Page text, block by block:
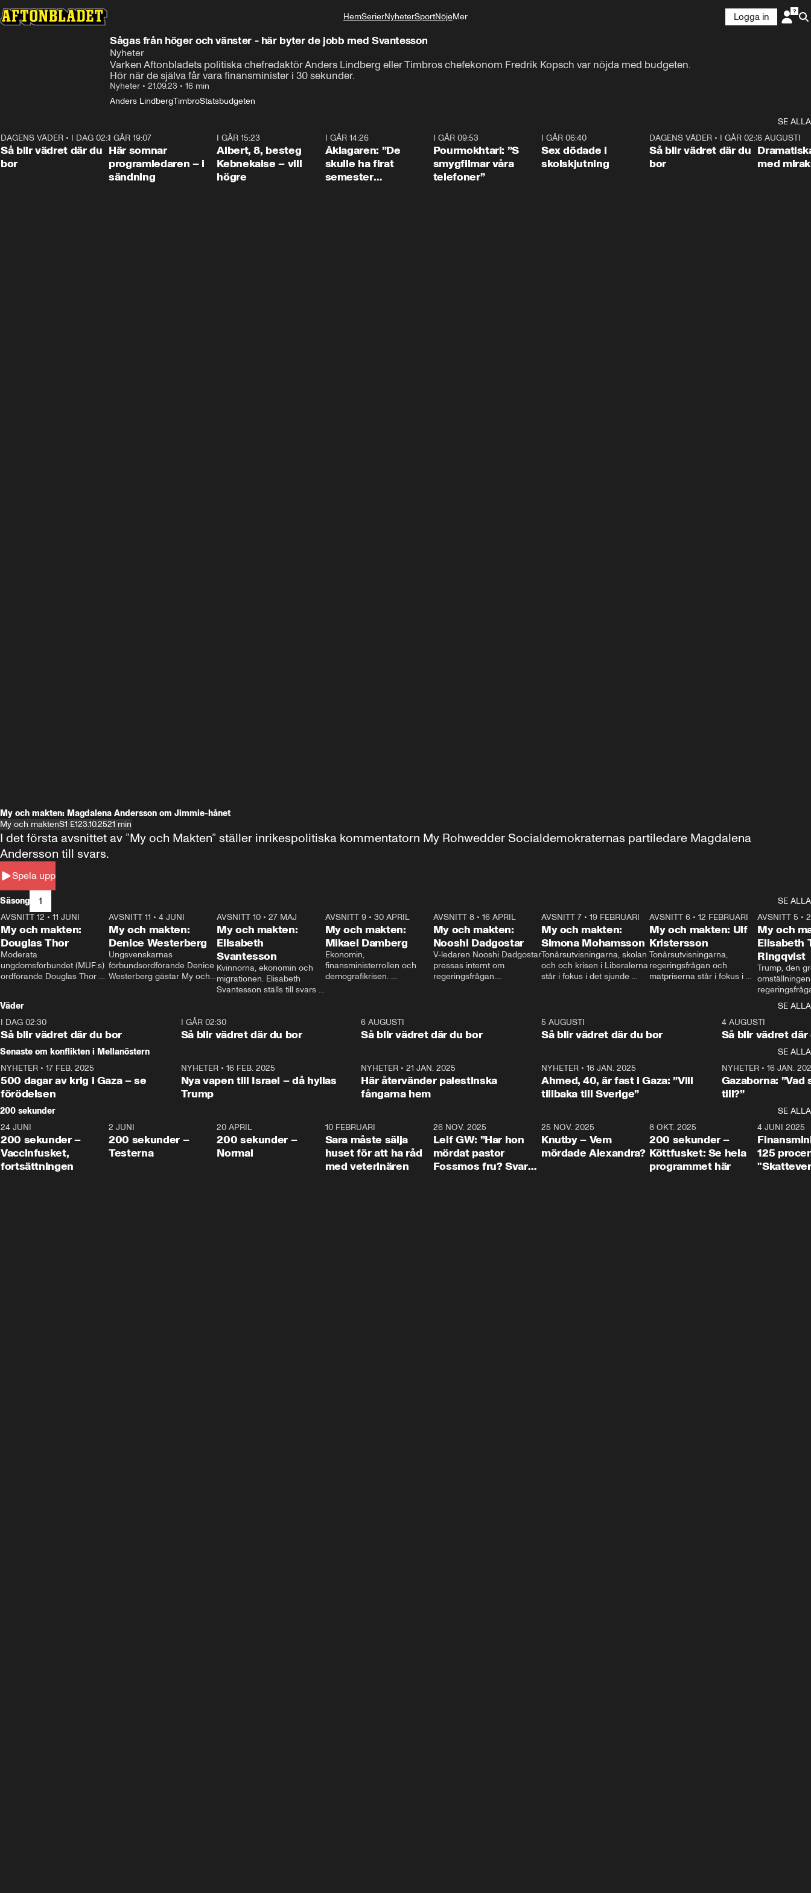
HemSerierNyheterSportNöjeMer
Logga in
Sågas från höger och vänster - här byter de jobb med Svantesson
Nyheter
Varken Aftonbladets politiska chefredaktör Anders Lindberg eller Timbros chefekonom Fredrik Kopsch var nöjda med budgeten.
Hör när de själva får vara finansminister i 30 sekunder.
Nyheter • 21.09.23 • 16 min
Anders LindbergTimbroStatsbudgeten
SE ALLA
1:06
DAGENS VÄDER • I DAG 02:30
Så blir vädret där du
bor
I GÅR 19:07
Här somnar
programledaren – i
sändning
I GÅR 15:23
Albert, 8, besteg
Kebnekaise – vill
högre
I GÅR 14:26
Åklagaren: ”De
skulle ha firat
semester
I GÅR 09:53
Pourmokhtari: ”S
smygfilmar våra
telefoner”
I GÅR 06:40
Sex dödade i
skolskjutning
1:06
DAGENS VÄDER • I GÅR 02:30
Så blir vädret där du
bor
6 AUGUSTI
med
My och makten: Magdalena Andersson om Jimmie-hånet
My och maktenS1 E123.10.2521 min
Spela upp
I det första avsnittet av ”My och Makten” ställer inrikespolitiska kommentatorn My Rohwedder Socialdemokraternas partiledare Magdalena
Andersson till svars.
Säsong 1
SE ALLA
26:27
AVSNITT 12 • 11 JUNI
My och makten:
Douglas Thor
Moderata
ungdomsförbundet (MUF:s)
ordförande Douglas Thor
tonårsutvisningarna och hur
Moderaterna ska locka
väljare till valet i höst.
23:40
AVSNITT 11 •4 JUNI
My och makten:
Denice Westerberg
Ungsvenskarnas
förbundsordförande Denice
Westerberg gästar My och
AVSNITT 10 •27 MAJ
My och makten:
Elisabeth
Svantesson
Kvinnorna, ekonomin och
migrationen. Elisabeth
Svantesson ställs till svars
AVSNITT 9• 30 APRIL
My och makten:
Mikael Damberg
Ekonomin,
finansministerrollen och
demografikrisen.
och Makten.
AVSNITT 8• 16 APRIL
My och makten:
Nooshi Dadgostar
V-ledaren Nooshi Dadgostar
pressas internt om
regeringsfrågan.
– Vi ställer upp i val. Ska vi
vara med så sitter vi förstås
24:30
AVSNITT 7• 19 FEBRUARI
My och makten:
Simona Mohamsson
Tonårsutvisningarna, skolan
och och krisen i Liberalerna
står i fokus i det sjunde
kommentator My
Rohwedder ställer
utbildnings- och
Mohamsson till svars.
27:30
AVSNITT 6 •12 FEBRUARI
My och makten: Ulf
Kristersson
Tonårsutvisningarna,
regeringsfrågan och
matpriserna står i fokus i
Rohwedder ställer
statsminister Ulf Kristersson
AVSNITT 5 •
My och
Elisabeth
Ringqvist
Trump, den
centrum i
avsnittet av
Makten”. Se
Aftonbladets
Rohwedder
Thand Ring
Väder
SE ALLA
I DAG 02:30
Så blir vädret där du bor
1:06
I GÅR 02:30
Så blir vädret där du bor
6 AUGUSTI
Så blir vädret där du bor
5 AUGUSTI
Så blir vädret där du bor
4 AUGUSTI
Så blir vädret där
Senaste om konflikten i Mellanöstern
SE ALLA
NYHETER • 17 FEB. 2025
500 dagar av krig i Gaza – se
förödelsen
NYHETER• 16 FEB. 2025
Nya vapen till Israel – då hyllas
Trump
NYHETER •21 JAN. 2025
Här återvänder palestinska
fångarna hem
NYHETER• 16 JAN. 2025
Ahmed, 40, är fast i Gaza: ”Vill
tillbaka till Sverige”
NYHETER• 16 JAN.
Gazaborna:
till?”
200 sekunder
SE ALLA
5:00
24 JUNI
200 sekunder –
Vaccinfusket,
fortsättningen
4:23
2 JUNI
200 sekunder –
Testerna
20 APRIL
200 sekunder –
Normal
10 FEBRUARI
Sara måste sälja
huset för att ha råd
med veterinären
26 NOV. 2025
Leif GW: ”Har hon
mördat pastor
Fossmos fru? Svar
31:05
25 NOV. 2025
Knutby – Vem
mördade Alexandra?
4:29
8 OKT. 2025
200 sekunder –
Köttfusket: Se hela
programmet här
4 JUNI 2025
125